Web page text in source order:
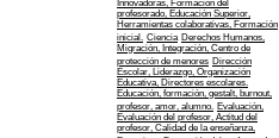
Innovadoras, Formación del
profesorado, Educación Superior,
Herramientas colaborativas, Formación
inicial. Ciencia Derechos Humanos,
Migración, Integración, Centro de
protección de menores Dirección
Escolar, Liderazgo, Organización
Educativa, Directores escolares.
Educación, formación, gestalt, burnout,
profesor, amor, alumno. Evaluación,
Evaluación del profesor, Actitud del
profesor, Calidad de la enseñanza,